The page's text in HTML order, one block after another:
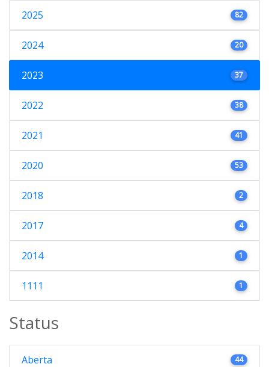
2025 82
2024 20
2023 37
2022 38
2021 41
2020 53
2018 2
2017 4
2014 1
1111 1
Status
Aberta 44